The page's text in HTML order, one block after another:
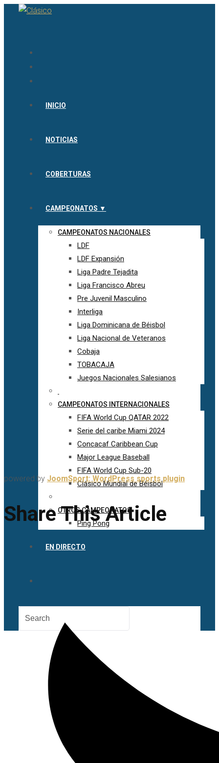
INICIO
NOTICIAS
COBERTURAS
CAMPEONATOS ▼
CAMPEONATOS NACIONALES
LDF
LDF Expansión
Liga Padre Tejadita
Liga Francisco Abreu
Pre Juvenil Masculino
Interliga
Liga Dominicana de Béisbol
Liga Nacional de Veteranos
Cobaja
TOBACAJA
Juegos Nacionales Salesianos
CAMPEONATOS INTERNACIONALES
FIFA World Cup QATAR 2022
Serie del caribe Miami 2024
Concacaf Caribbean Cup
Major League Baseball
FIFA World Cup Sub-20
Clásico Mundial de Béisbol
OTROS CAMPEONATOS
Ping Pong
EN DIRECTO
powered by JoomSport: WordPress sports plugin
Share This Article